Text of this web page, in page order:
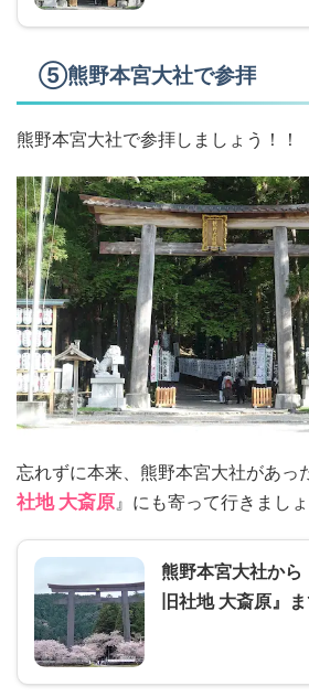
⑤熊野本宮大社で参拝
熊野本宮大社で参拝しましょう！！
忘れずに本来、熊野本宮大社があっ
社地 大斎原 』にも寄って行きましょ
熊野本宮大社から
旧社地 大斎原』ま